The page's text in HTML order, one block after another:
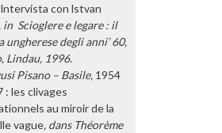
lntervista con lstvan
in Scioglere e legare : il
ungherese degli anni’ 60,
Lindau, 1996.
Pisano – Basile, 1954
: les clivages
au miroir de la
vague, dans Théorème